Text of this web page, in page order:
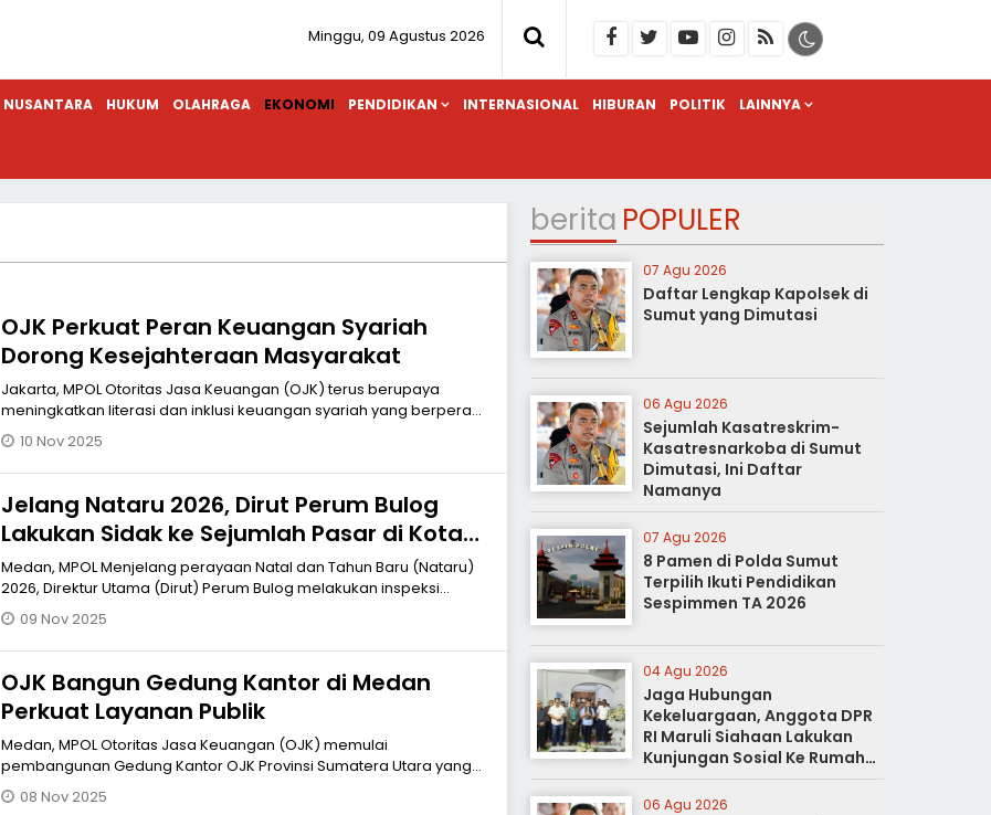
Minggu, 09 Agustus 2026
NUSANTARA HUKUM OLAHRAGA EKONOMI PENDIDIKAN INTERNASIONAL HIBURAN POLITIK LAINNYA
OJK Perkuat Peran Keuangan Syariah
Dorong Kesejahteraan Masyarakat
Jakarta, MPOL Otoritas Jasa Keuangan (OJK) terus berupaya
meningkatkan literasi dan inklusi keuangan syariah yang berperan
penting mendoro
10 Nov 2025
Jelang Nataru 2026, Dirut Perum Bulog
Lakukan Sidak ke Sejumlah Pasar di Kota
Medan
Medan, MPOL Menjelang perayaan Natal dan Tahun Baru (Nataru)
2026, Direktur Utama (Dirut) Perum Bulog melakukan inspeksi
mendadak (Sidak) k
09 Nov 2025
OJK Bangun Gedung Kantor di Medan
Perkuat Layanan Publik
Medan, MPOL Otoritas Jasa Keuangan (OJK) memulai
pembangunan Gedung Kantor OJK Provinsi Sumatera Utara yang
ditandai dengan seremoni pelet
08 Nov 2025
berita POPULER
07 Agu 2026
Daftar Lengkap Kapolsek di
Sumut yang Dimutasi
06 Agu 2026
Sejumlah Kasatreskrim-
Kasatresnarkoba di Sumut
Dimutasi, Ini Daftar
Namanya
07 Agu 2026
8 Pamen di Polda Sumut
Terpilih Ikuti Pendidikan
Sespimmen TA 2026
04 Agu 2026
Jaga Hubungan
Kekeluargaan, Anggota DPR
RI Maruli Siahaan Lakukan
Kunjungan Sosial Ke Rumah
Duka
06 Agu 2026